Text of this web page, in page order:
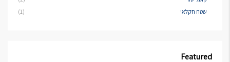
שטח חקלאי
(1)
Featured